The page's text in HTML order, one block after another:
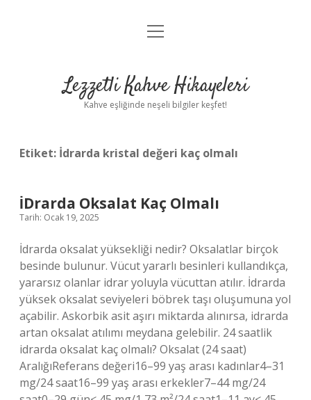
Anasayfa
Yasal Uyarı
menüyü
Lezzetli Kahve Hikayeleri
Kahve eşliğinde neşeli bilgiler keşfet!
Etiket: İdrarda kristal değeri kaç olmalı
İDrarda Oksalat Kaç Olmalı
Tarih: Ocak 19, 2025
İdrarda oksalat yüksekliği nedir? Oksalatlar birçok
besinde bulunur. Vücut yararlı besinleri kullandıkça,
yararsız olanlar idrar yoluyla vücuttan atılır. İdrarda
yüksek oksalat seviyeleri böbrek taşı oluşumuna yol
açabilir. Askorbik asit aşırı miktarda alınırsa, idrarda
artan oksalat atılımı meydana gelebilir. 24 saatlik
idrarda oksalat kaç olmalı? Oksalat (24 saat)
AralığıReferans değeri16–99 yaş arası kadınlar4–31
mg/24 saat16–99 yaş arası erkekler7–44 mg/24